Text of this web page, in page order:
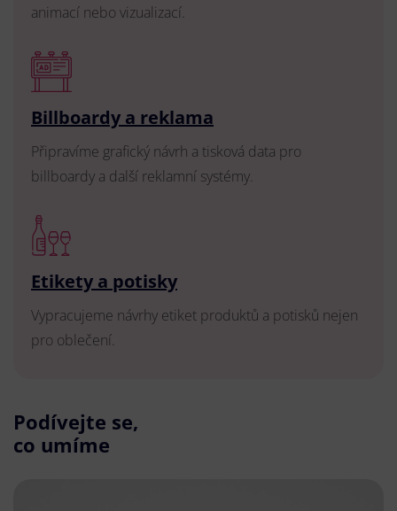
animací nebo vizualizací.
Billboardy a reklama
Připravíme grafický návrh a tisková data pro
billboardy a další reklamní systémy.
Etikety a potisky
Vypracujeme návrhy etiket produktů a potisků nejen
pro oblečení.
Podívejte se,
co umíme